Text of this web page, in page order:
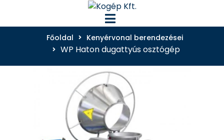
Főoldal Kenyérvonal berendezései
WP Haton dugattyús osztógép